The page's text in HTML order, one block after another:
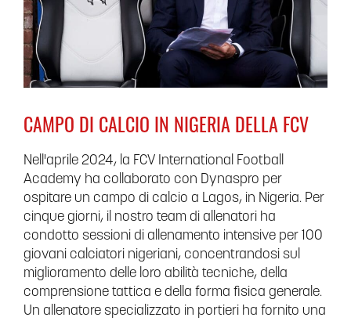
CAMPO DI CALCIO IN NIGERIA DELLA FCV
Nell'aprile 2024, la FCV International Football
Academy ha collaborato con Dynaspro per
ospitare un campo di calcio a Lagos, in Nigeria. Per
cinque giorni, il nostro team di allenatori ha
condotto sessioni di allenamento intensive per 100
giovani calciatori nigeriani, concentrandosi sul
miglioramento delle loro abilità tecniche, della
comprensione tattica e della forma fisica generale.
Un allenatore specializzato in portieri ha fornito una